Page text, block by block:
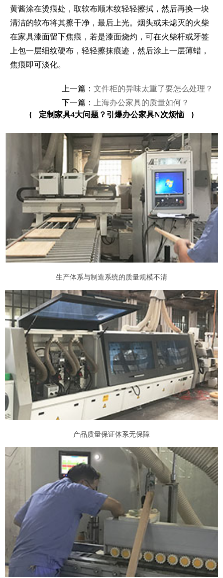
黄酱涂在烫痕处，取软布顺木纹轻轻擦拭，然后再换一块
清洁的软布将其擦干净，最后上光。烟头或未熄灭的火柴
在家具漆面留下焦痕，若是漆面烧灼，可在火柴杆或牙签
上包一层细纹硬布，轻轻擦抹痕迹，然后涂上一层薄蜡，
焦痕即可淡化。
上一篇： 文件柜的异味太重了要怎么处理？
下一篇：
上海办公家具的质量如何？
{
定制家具4大问题？引爆办公家具N次烦恼 }
生产体系与制造系统的质量规模不清
产品质量保证体系无保障